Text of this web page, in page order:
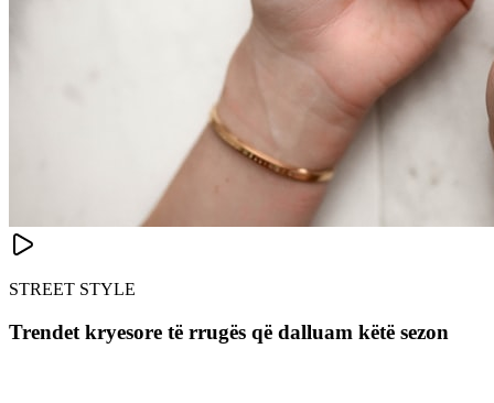
STREET STYLE
Trendet kryesore të rrugës që dalluam këtë sezon